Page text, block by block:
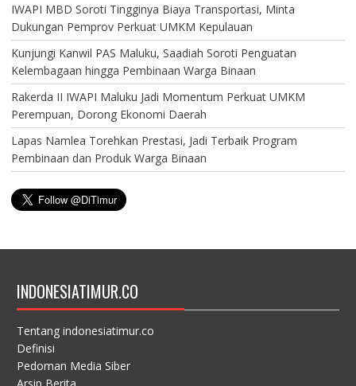
IWAPI MBD Soroti Tingginya Biaya Transportasi, Minta
Dukungan Pemprov Perkuat UMKM Kepulauan
Kunjungi Kanwil PAS Maluku, Saadiah Soroti Penguatan
Kelembagaan hingga Pembinaan Warga Binaan
Rakerda II IWAPI Maluku Jadi Momentum Perkuat UMKM
Perempuan, Dorong Ekonomi Daerah
Lapas Namlea Torehkan Prestasi, Jadi Terbaik Program
Pembinaan dan Produk Warga Binaan
INDONESIATIMUR.CO
Tentang indonesiatimur.co
Definisi
Pedoman Media Siber
Arsip Berita